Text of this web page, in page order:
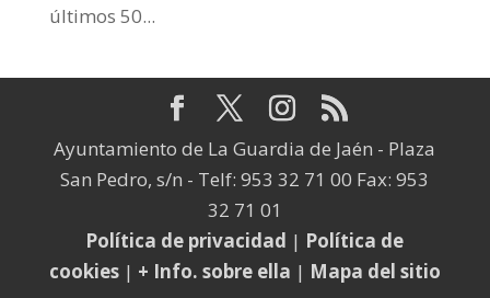
últimos 50...
Ayuntamiento de La Guardia de Jaén - Plaza
San Pedro, s/n - Telf: 953 32 71 00 Fax: 953
32 71 01
Política de privacidad | Política de
cookies| + Info. sobre ella | Mapa del sitio